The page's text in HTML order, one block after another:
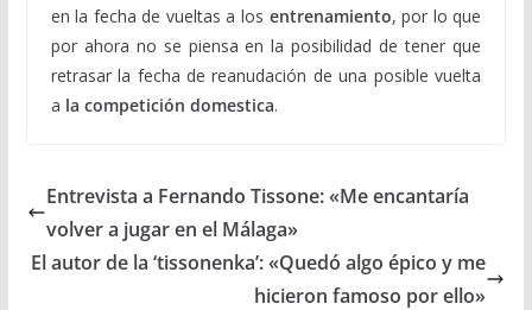
en la fecha de vueltas a los entrenamiento, por lo que
por ahora no se piensa en la posibilidad de tener que
retrasar la fecha de reanudación de una posible vuelta
a la competición domestica.
Entrevista a Fernando Tissone: «Me encantaría
volver a jugar en el Málaga»
El autor de la ‘tissonenka’: «Quedó algo épico y me
hicieron famoso por ello»